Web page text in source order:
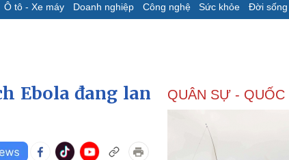
Ô tô - Xe máy Doanh nghiệp Công nghệ Sức khỏe Đời sống
Chứng
- Xe máy
Doanh nghiệp
Ebola đang lan
QUÂN SỰ - QUỐC